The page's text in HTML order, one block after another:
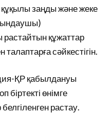
заңды және жеке
құжаттар
талаптарға сәйкестігін.
ҚР қабылдануы
біртекті өнімге
растау.